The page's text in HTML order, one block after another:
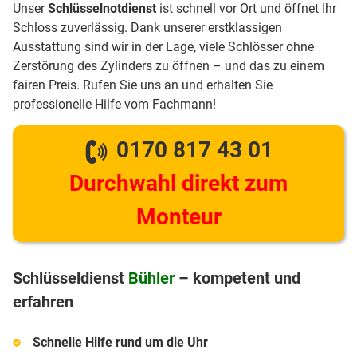
UnserSchlüsselnotdienst ist schnell vor Ort und öffnet Ihr
Schloss zuverlässig. Dank unserer erstklassigen
Ausstattung sind wir in der Lage, viele Schlösser ohne
Zerstörung des Zylinders zu öffnen – und das zu einem
fairen Preis. Rufen Sie uns an und erhalten Sie
professionelle Hilfe vom Fachmann!
0170 817 43 01
Durchwahl direkt zum
Monteur
Schlüsseldienst Bühler – kompetent und
erfahren
Schnelle Hilfe rund um die Uhr